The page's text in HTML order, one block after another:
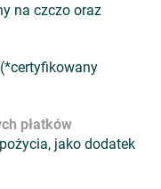
na czczo oraz
płatków
jako dodatek